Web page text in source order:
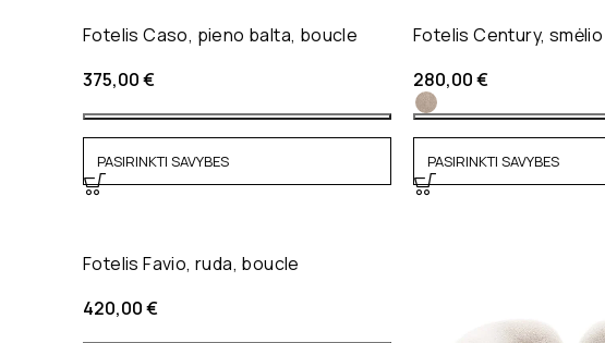
Fotelis Caso, pieno balta, boucle
375,00€
PASIRINKTI SAVYBES
Fotelis Century, smėlio
280,00€
PASIRINKTI SAVYBES
Fotelis Favio, ruda, boucle
420,00€